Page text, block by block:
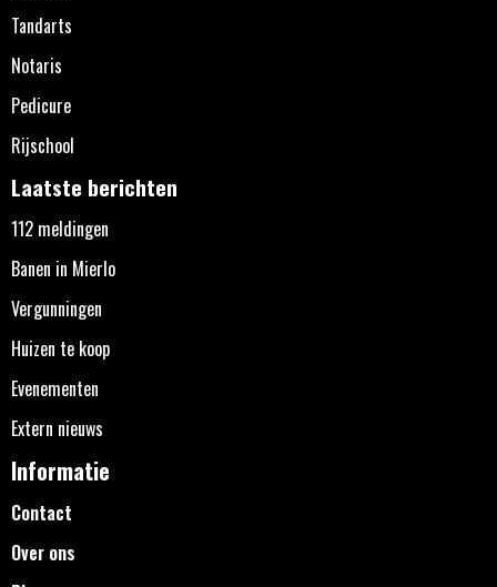
Tandarts
Notaris
Pedicure
Rijschool
Laatste berichten
112 meldingen
Banen in Mierlo
Vergunningen
Huizen te koop
Evenementen
Extern nieuws
Informatie
Contact
Over ons